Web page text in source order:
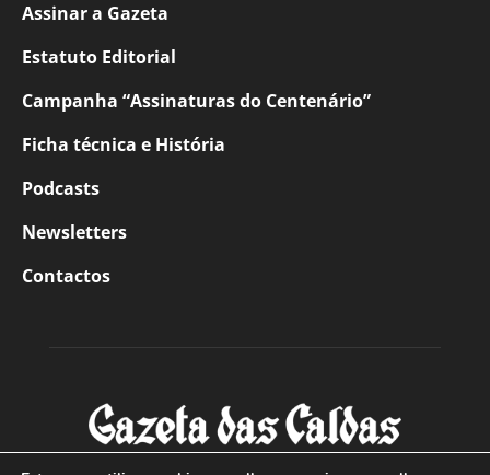
Assinar a Gazeta
Estatuto Editorial
Campanha “Assinaturas do Centenário”
Ficha técnica e História
Podcasts
Newsletters
Contactos